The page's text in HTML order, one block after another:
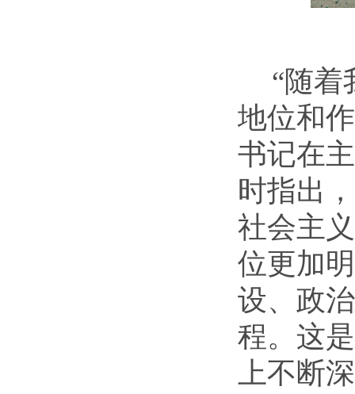
“随着
地位和
书记在
时指出
社会主
位更加
设、政
程。这
上不断